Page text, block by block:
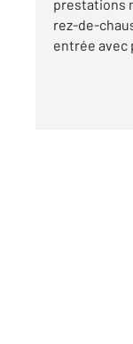
prestations
rez-de-
entrée avec